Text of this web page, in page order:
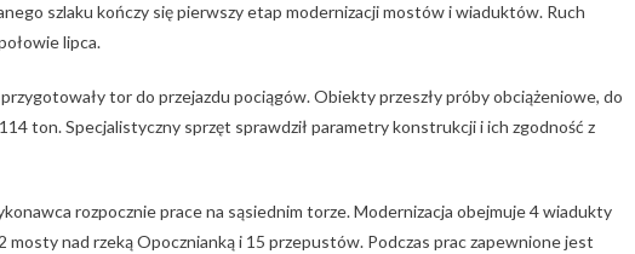
szlaku kończy się pierwszy etap modernizacji mostów i wiaduktów. Ruch
lipca.
tor do przejazdu pociągów. Obiekty przeszły próby obciążeniowe, do
ton. Specjalistyczny sprzęt sprawdził parametry konstrukcji i ich zgodność z
rozpocznie prace na sąsiednim torze. Modernizacja obejmuje 4 wiadukty
nad rzeką Opocznianką i 15 przepustów. Podczas prac zapewnione jest